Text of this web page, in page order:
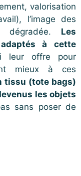
valorisation
l’image des
dégradée. Les
à cette
leur offre pour
mieux à ces
tissu (tote bags)
les objets
sans poser de